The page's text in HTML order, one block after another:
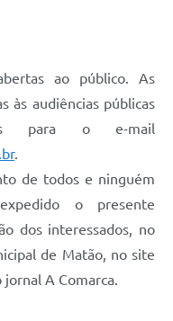
ao público. As
às audiências públicas
para o e-mail
.
de todos e ninguém
o presente
dos interessados, no
de Matão, no site
jornal A Comarca.